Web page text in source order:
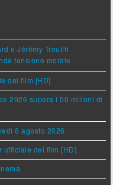
e Jérémy Trouilh
tensione morale
del film [HD]
2026 supera i 50 milioni di
6 agosto 2026
ufficiale del film [HD]